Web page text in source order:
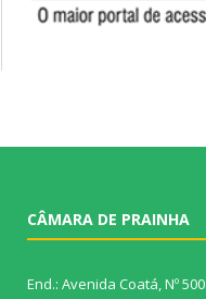
CÂMARA DE PRAINHA
End.: Avenida Coatá, Nº 500